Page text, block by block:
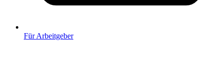
Für Arbeitgeber